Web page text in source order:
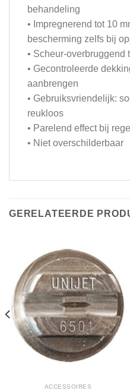
behandeling
• Impregnerend tot 10
bescherming zelfs bij
• Scheur-overbruggend
• Gecontroleerde
aanbrengen
• Gebruiksvriendelijk:
reukloos
• Parelend effect bij
• Niet overschilderbaar
GERELATEERDE
ACCESSOIRES